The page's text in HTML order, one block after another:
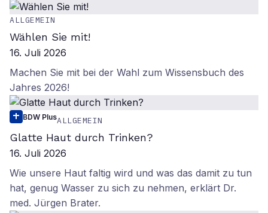
ALLGEMEIN
Wählen Sie mit!
16. Juli 2026
Machen Sie mit bei der Wahl zum Wissensbuch des
Jahres 2026!
BDW PlusALLGEMEIN
Glatte Haut durch Trinken?
16. Juli 2026
Wie unsere Haut faltig wird und was das damit zu tun
hat, genug Wasser zu sich zu nehmen, erklärt Dr.
med. Jürgen Brater.